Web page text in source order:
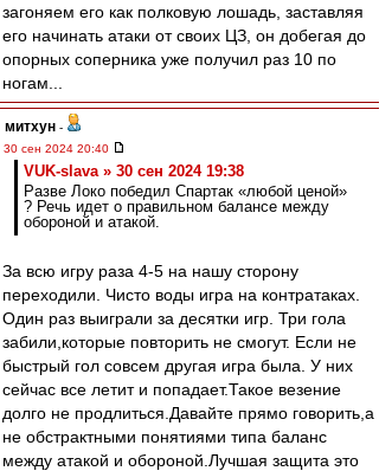
загоняем его как полковую лошадь, заставляя
его начинать атаки от своих ЦЗ, он добегая до
опорных соперника уже получил раз 10 по
ногам...
митхун -
30 сен 2024 20:40
VUK-slava » 30 сен 2024 19:38
Разве Локо победил Спартак «любой ценой»
? Речь идет о правильном балансе между
обороной и атакой.
За всю игру раза 4-5 на нашу сторону
переходили. Чисто воды игра на контратаках.
Один раз выиграли за десятки игр. Три гола
забили,которые повторить не смогут. Если не
быстрый гол совсем другая игра была. У них
сейчас все летит и попадает.Такое везение
долго не продлиться.Давайте прямо говорить,а
не обстрактными понятиями типа баланс
между атакой и обороной.Лучшая защита это